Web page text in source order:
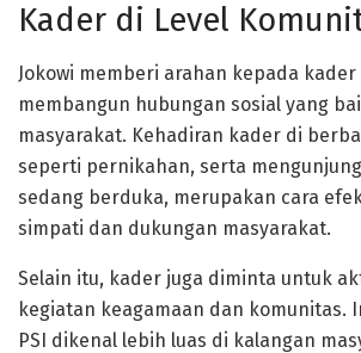
Kader di Level
Jokowi memberi arahan kepada kader
membangun hubungan sosial yang
masyarakat. Kehadiran kader di
seperti pernikahan, serta
sedang berduka, merupakan cara
simpati dan dukungan masyarakat.
Selain itu, kader juga diminta untuk
kegiatan keagamaan dan komunitas.
PSI dikenal lebih luas di kalangan